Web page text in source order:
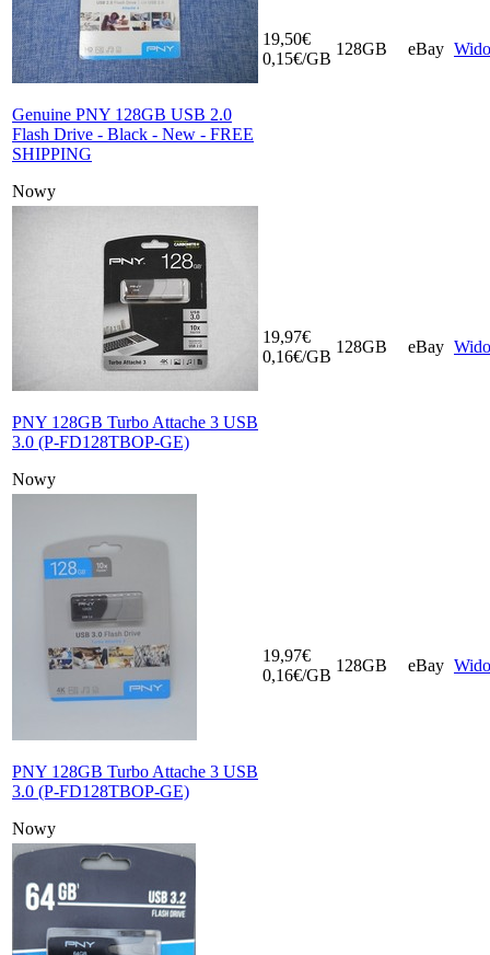
Genuine PNY 128GB USB 2.0
Flash Drive - Black - New - FREE
SHIPPING
Nowy
19,50€
0,15€/GB
128GB eBay
PNY 128GB Turbo Attache 3 USB
3.0 (P-FD128TBOP-GE)
Nowy
19,97€
0,16€/GB
128GB eBay
PNY 128GB Turbo Attache 3 USB
3.0 (P-FD128TBOP-GE)
Nowy
19,97€
0,16€/GB
128GB eBay